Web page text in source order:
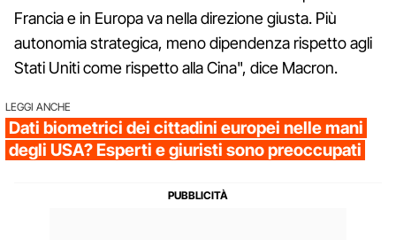
Francia e in Europa va nella direzione giusta. Più
autonomia strategica, meno dipendenza rispetto agli
Stati Uniti come rispetto alla Cina", dice Macron.
LEGGI ANCHE
Dati biometrici dei cittadini europei nelle mani
degli USA? Esperti e giuristi sono preoccupati